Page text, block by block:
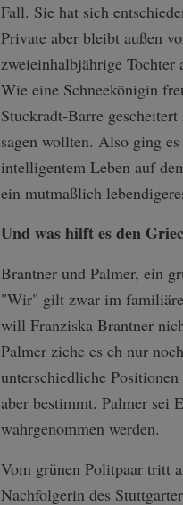
Fall. Sie hat sich
Private aber bleibt außen
zweieinhalbjährige
Wie eine Schneekönigin
Stuckradt-Barre
sagen wollten. Also ging
intelligentem Leben auf
ein mutmaßlich
Und was hilft es den
Brantner und Palmer, ein
"Wir" gilt zwar im
will Franziska Brantner
Palmer ziehe es eh nur
unterschiedliche
aber bestimmt. Palmer sei
wahrgenommen werden.
Vom grünen Politpaar tritt
Nachfolgerin des